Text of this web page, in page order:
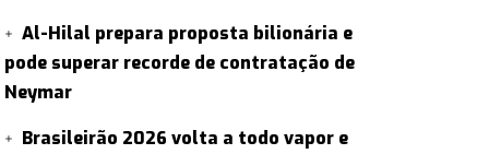
Al-Hilal prepara proposta bilionária e
pode superar recorde de contratação de
Neymar
Brasileirão 2026 volta a todo vapor e